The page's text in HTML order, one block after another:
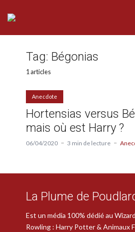
Tag: Bégonias
1 articles
Anecdote
Hortensias versus
mais où est Harry ?
06/04/2020 3 min de lecture
La Plume de
Est un média 100% dédié au
Rowling : Harry Potter & Animaux